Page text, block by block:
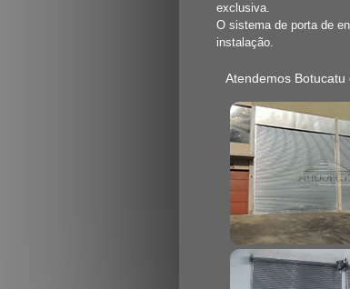
exclusiva.
O sistema de porta de
instalação.
Atendemos Botucatu